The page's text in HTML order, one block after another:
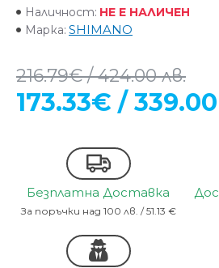
Наличност: НЕ Е НАЛИЧЕН
Марка: SHIMANO
173.33€ /
216.79€ / 424.00 лв.
Безплатна Доставка
За поръчки над 100 лв. / 51.13 €